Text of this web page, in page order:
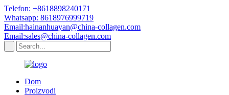
Telefon: +8618898240171
Whatsapp: 8618976999719
Email:hainanhuayan@china-collagen.com
Email:sales@china-collagen.com
Dom
Proizvodi